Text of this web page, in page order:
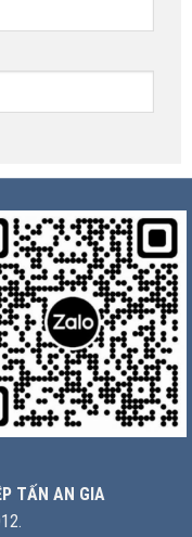
TẤN AN GIA